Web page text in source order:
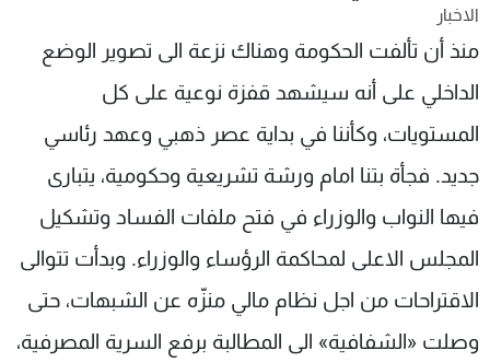
الاخبار
منذ أن تألفت الحكومة وهناك نزعة الى تصوير الوضع
الداخلي على أنه سيشهد قفزة نوعية على كل
المستويات، وكأننا في بداية عصر ذهبي وعهد رئاسي
جديد. فجأة بتنا امام ورشة تشريعية وحكومية، يتبارى
فيها النواب والوزراء في فتح ملفات الفساد وتشكيل
المجلس الاعلى لمحاكمة الرؤساء والوزراء. وبدأت تتوالى
الاقتراحات من اجل نظام مالي منزّه عن الشبهات، حتى
وصلت «الشفافية» الى المطالبة برفع السرية المصرفية،
شاهد البرامج
الترددات
عن MTV
الإنـتـاج
لاعلاناتكم
وظائف
تواصل معنا
شروط الإسـتخدام
سياسة الخصوصية